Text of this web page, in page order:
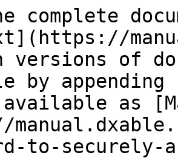
complete
versions of
by
as
to-